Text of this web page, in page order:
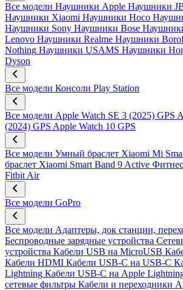
Все модели Наушники Apple Наушники
Наушники Xiaomi Наушники Hoco
Наушники Sony Наушники Bose
Lenovo Наушники Realme Наушники
Nothing Наушники USAMS Наушники
Dyson
Все модели Консоли Play Station
Все модели Apple Watch SE 3 (2025) GPS
(2024) GPS Apple Watch 10 GPS
Все модели Умный браслет Xiaomi Mi
браслет Xiaomi Smart Band 9 Active
Fitbit Air
Все модели GoPro
Все модели Адаптеры, док станции,
Беспроводные зарядные устройства
устройства Кабели USB на MicroUSB
Кабели HDMI Кабели USB-C на USB-C
Lightning Кабели USB-C на Apple
сетевые фильтры Кабели и переходники